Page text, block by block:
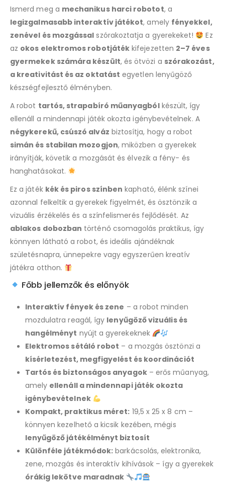
Ismerd meg a mechanikus harci robotot, a
legizgalmasabb interaktív játékot, amely fényekkel,
zenével és mozgással szórakoztatja a gyerekeket!
Ez
az okos elektromos robotjáték kifejezetten 2–7 éves
gyermekek számára készült, és ötvözi a szórakozást,
a kreativitást és az oktatást egyetlen lenyűgöző
készségfejlesztő élményben.
A robot tartós, strapabíró műanyagbólkészült, így
ellenáll a mindennapi játék okozta igénybevételnek. A
négykerekű, csúszó alváz biztosítja, hogy a robot
simán és stabilan mozogjon, miközben a gyerekek
irányítják, követik a mozgását és élvezik a fény- és
hanghatásokat.
Ez a játék kék és piros színben kapható, élénk színei
azonnal felkeltik a gyerekek figyelmét, és ösztönzik a
vizuális érzékelés és a színfelismerés fejlődését. Az
ablakos dobozban történő csomagolás praktikus, így
könnyen látható a robot, és ideális ajándéknak
születésnapra, ünnepekre vagy egyszerűen kreatív
játékra otthon.
Főbb jellemzők és előnyök
Interaktív fények és zene – a robot minden
mozdulatra reagál, így lenyűgöző vizuális és
hangélményt nyújt a gyerekeknek
Elektromos sétáló robot – a mozgás ösztönzi a
kísérletezést, megfigyelést és koordinációt
Tartós és biztonságos anyagok– erős műanyag,
amely ellenáll a mindennapi játék okozta
igénybevételnek
Kompakt, praktikus méret: 19,5 x 25 x 8 cm –
könnyen kezelhető a kicsik kezében, mégis
lenyűgöző játékélményt biztosít
Különféle játékmódok: barkácsolás, elektronika,
zene, mozgás és interaktív kihívások – így a gyerekek
órákig lekötve maradnak